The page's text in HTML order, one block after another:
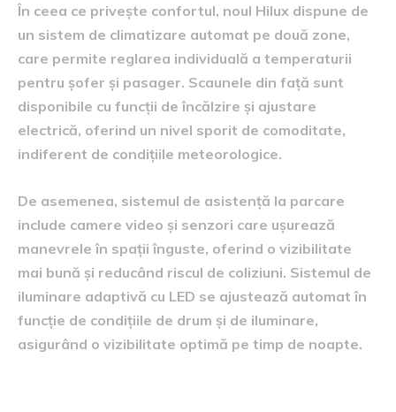
În ceea ce privește confortul, noul Hilux dispune de
un sistem de climatizare automat pe două zone,
care permite reglarea individuală a temperaturii
pentru șofer și pasager. Scaunele din față sunt
disponibile cu funcții de încălzire și ajustare
electrică, oferind un nivel sporit de comoditate,
indiferent de condițiile meteorologice.
De asemenea, sistemul de asistență la parcare
include camere video și senzori care ușurează
manevrele în spații înguste, oferind o vizibilitate
mai bună și reducând riscul de coliziuni. Sistemul de
iluminare adaptivă cu LED se ajustează automat în
funcție de condițiile de drum și de iluminare,
asigurând o vizibilitate optimă pe timp de noapte.